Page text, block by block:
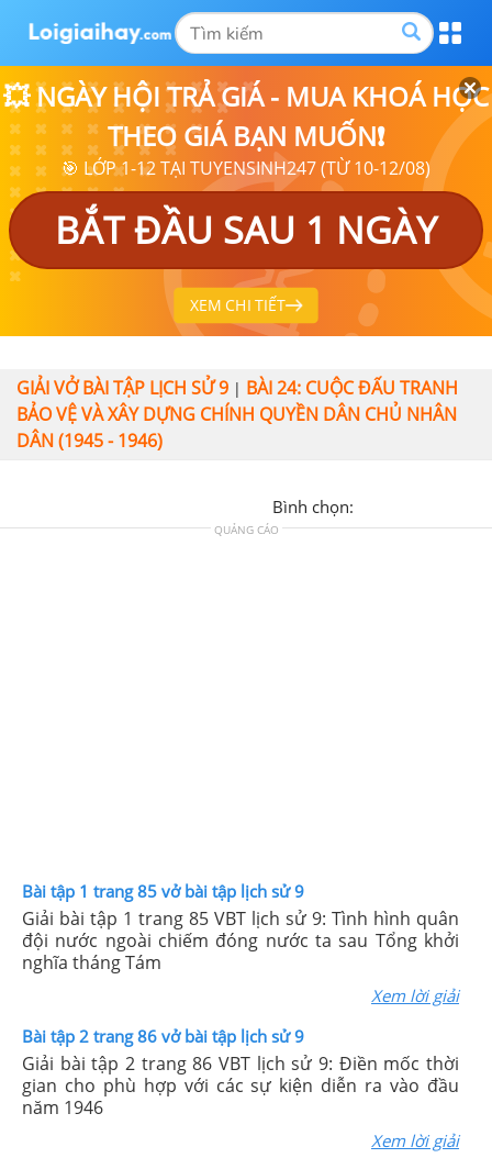
💥 NGÀY HỘI TRẢ GIÁ - MUA KHOÁ HỌC
THEO GIÁ BẠN MUỐN❗
🎯 LỚP 1-12 TẠI TUYENSINH247 (TỪ 10-12/08)
BẮT ĐẦU SAU 1 NGÀY
XEM CHI TIẾT
GIẢI VỞ BÀI TẬP LỊCH SỬ 9 | BÀI 24: CUỘC ĐẤU TRANH
BẢO VỆ VÀ XÂY DỰNG CHÍNH QUYỀN DÂN CHỦ NHÂN
DÂN (1945 - 1946)
Bình chọn:
QUẢNG CÁO
Bài tập 1 trang 85 vở bài tập lịch sử 9
Giải bài tập 1 trang 85 VBT lịch sử 9: Tình hình quân
đội nước ngoài chiếm đóng nước ta sau Tổng khởi
nghĩa tháng Tám
Xem lời giải
Bài tập 2 trang 86 vở bài tập lịch sử 9
Giải bài tập 2 trang 86 VBT lịch sử 9: Điền mốc thời
gian cho phù hợp với các sự kiện diễn ra vào đầu
năm 1946
Xem lời giải